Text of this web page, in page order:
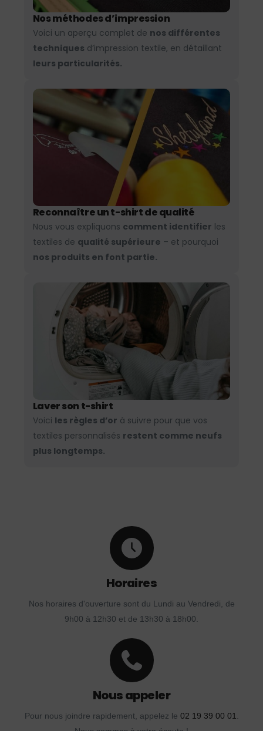
Nos méthodes d’impression
Voici un aperçu complet de nos différentes
techniques d’impression textile, en détaillant
leurs particularités.
Reconnaître un t-shirt de qualité
Nous vous expliquons comment identifier les
textiles de qualité supérieure – et pourquoi
nos produits en font partie.
Laver son t-shirt
Voici les règles d’or à suivre pour que vos
textiles personnalisés restent comme neufs
plus longtemps.
Horaires
Nos horaires d'ouverture sont du Lundi au Vendredi, de
9h00 à 12h30 et de 13h30 à 18h00.
Nous appeler
Pour nous joindre rapidement, appelez le 02 19 39 00 01.